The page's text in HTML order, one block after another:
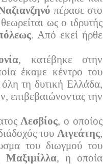
πέρασε στο
ως ο ιδρυτής
. Από εκεί ήρθε
, κατέβηκε στην
έκαμε κέντρο του
τη δυτική Ελλάδα,
επιβεβαιώνοντας την
Λεσβίος, ο οποίος
του Αιγεάτης,
του διωγμού του
Μαξιμίλλα, η οποία